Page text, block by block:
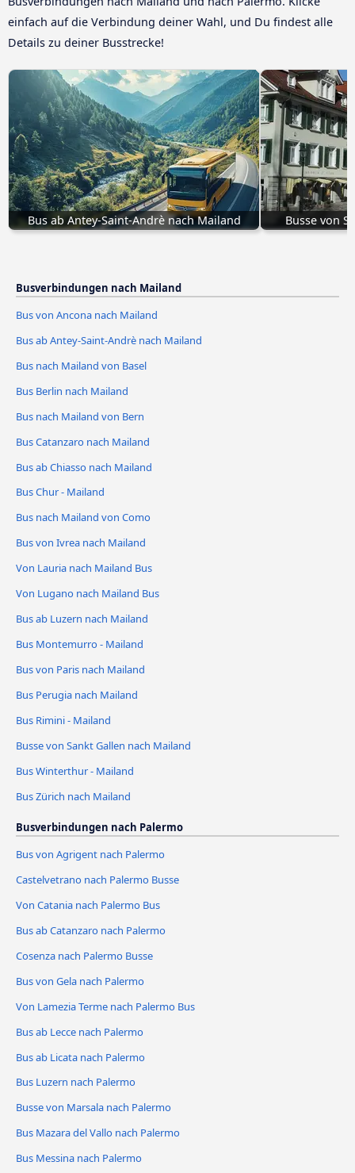
einfach auf die Verbindung deiner Wahl, und Du findest alle
Details zu deiner Busstrecke!
Bus ab Antey-Saint-Andrè nach Mailand Busse von
Busverbindungen nach Mailand
Bus von Ancona nach Mailand
Bus ab Antey-Saint-Andrè nach Mailand
Bus nach Mailand von Basel
Bus Berlin nach Mailand
Bus nach Mailand von Bern
Bus Catanzaro nach Mailand
Bus ab Chiasso nach Mailand
Bus Chur - Mailand
Bus nach Mailand von Como
Bus von Ivrea nach Mailand
Von Lauria nach Mailand Bus
Von Lugano nach Mailand Bus
Bus ab Luzern nach Mailand
Bus Montemurro - Mailand
Bus von Paris nach Mailand
Bus Perugia nach Mailand
Bus Rimini - Mailand
Busse von Sankt Gallen nach Mailand
Bus Winterthur - Mailand
Bus Zürich nach Mailand
Busverbindungen nach Palermo
Bus von Agrigent nach Palermo
Castelvetrano nach Palermo Busse
Von Catania nach Palermo Bus
Bus ab Catanzaro nach Palermo
Cosenza nach Palermo Busse
Bus von Gela nach Palermo
Von Lamezia Terme nach Palermo Bus
Bus ab Lecce nach Palermo
Bus ab Licata nach Palermo
Bus Luzern nach Palermo
Busse von Marsala nach Palermo
Bus Mazara del Vallo nach Palermo
Bus Messina nach Palermo